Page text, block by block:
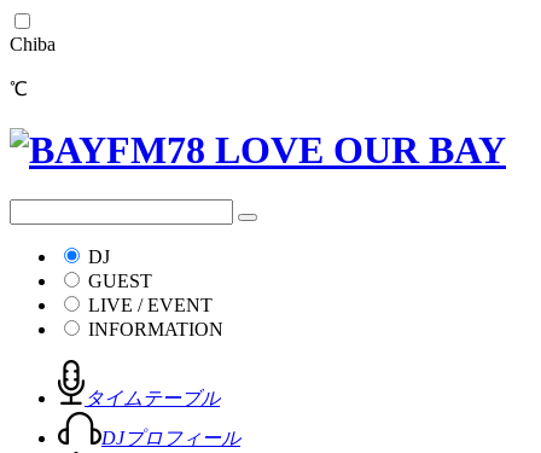
Chiba
℃
DJ
GUEST
LIVE / EVENT
INFORMATION
タイムテーブル
DJプロフィール